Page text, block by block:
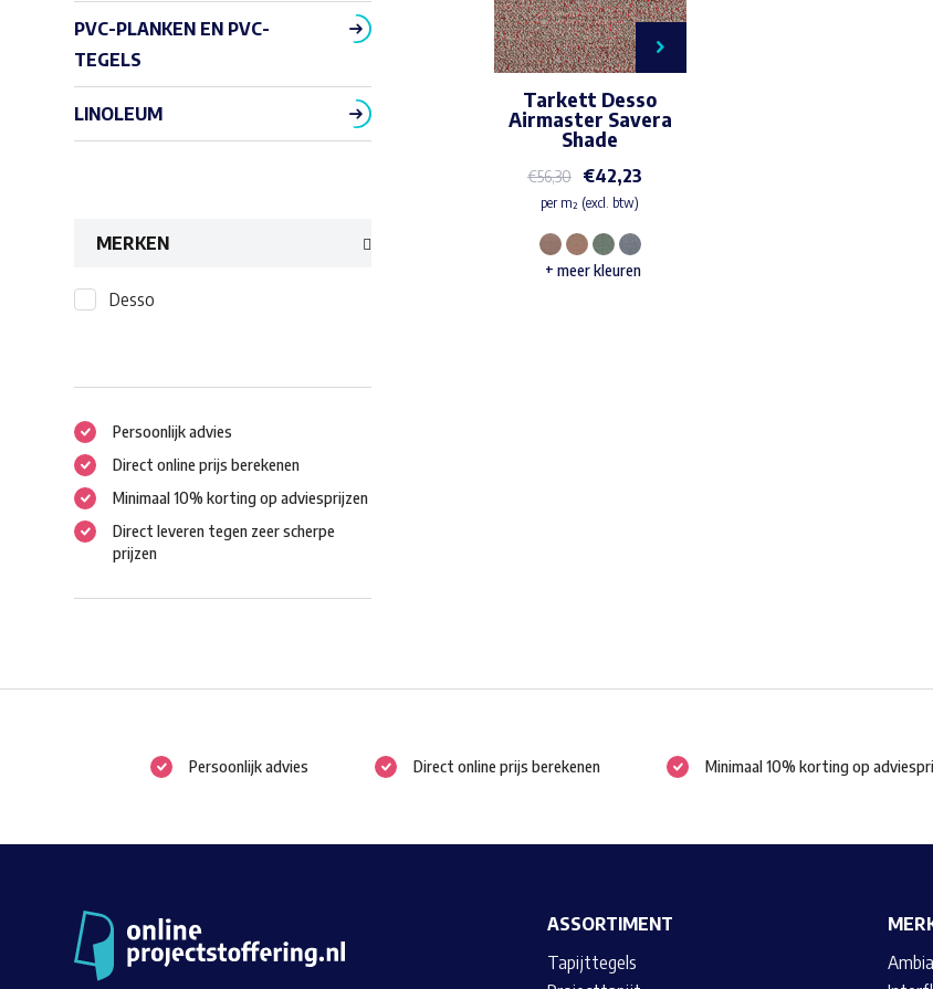
Tarkett Desso
Airmaster Savera
Shade
€56,30 €42,23
per m² (excl. btw)
Dit
+ meer kleuren
PVC-PLANKEN EN PVC-
TEGELS
LINOLEUM
MERKEN
Desso
Persoonlijk advies
Direct online prijs berekenen
Minimaal 10% korting op adviesprijzen
Direct leveren tegen zeer scherpe
prijzen
Persoonlijk advies Direct online prijs berekenen Minimaal 10% korting op
ASSORTIMENT
Tapijttegels